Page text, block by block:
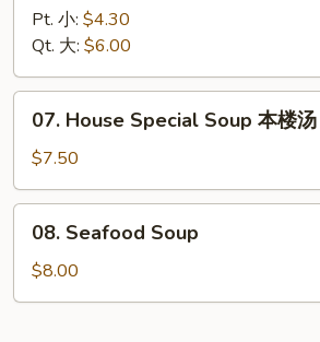
Sour
酸
Pt. 小: $4.30
Qt. 大: $6.00
House
Special
Soup
本
07. House Special Soup 本楼汤
$7.50
Seafood
Soup
08. Seafood Soup
$8.00